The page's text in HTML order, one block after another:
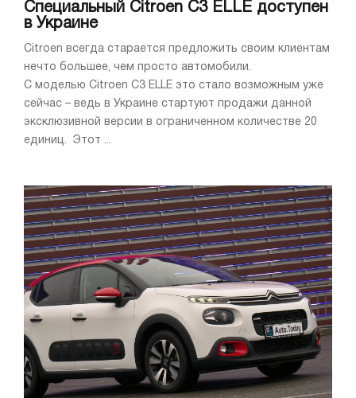
Специальный Citroen C3 ELLE доступен
в Украине
Citroen всегда старается предложить своим клиентам
нечто большее, чем просто автомобили.
С моделью Citroen C3 ELLE это стало возможным уже
сейчас – ведь в Украине стартуют продажи данной
эксклюзивной версии в ограниченном количестве 20
единиц. Этот ...